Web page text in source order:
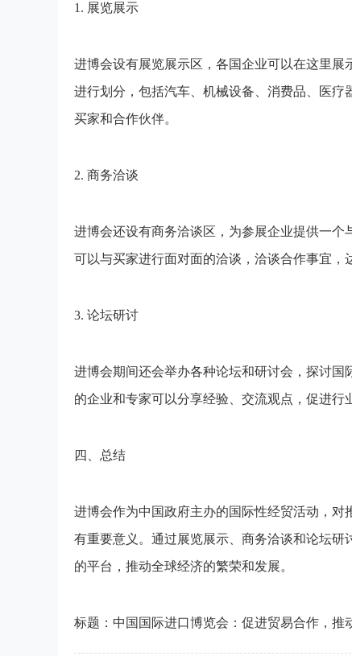
1. 展览展示
进博会设有展览展示区，各国企业可以在这里
进行划分，包括汽车、机械设备、消费品、医疗
买家和合作伙伴。
2. 商务洽谈
进博会还设有商务洽谈区，为参展企业提供一
可以与买家进行面对面的洽谈，洽谈合作事宜，
3. 论坛研讨
进博会期间还会举办各种论坛和研讨会，探讨
的企业和专家可以分享经验、交流观点，促进行
四、总结
进博会作为中国政府主办的国际性经贸活动，
有重要意义。通过展览展示、商务洽谈和论坛
的平台，推动全球经济的繁荣和发展。
标题：中国国际进口博览会：促进贸易合作，推